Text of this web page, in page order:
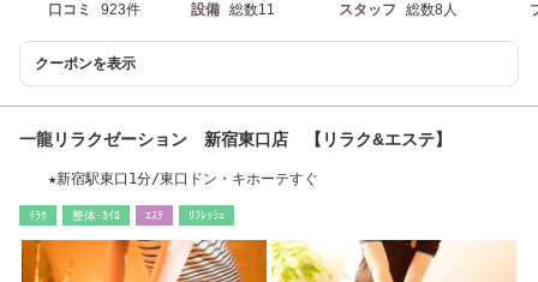
口コミ 923件 設備 総数11 スタッフ 総数8人
クーポンを表示
一龍リラクゼーション 新宿東口店 【リラク&エステ】
★新宿駅東口1分/東口ドン・キホーテすぐ
ﾘﾗｸ 整体･ｶｲﾛ ｴｽﾃ ﾘﾌﾚｯｼｭ